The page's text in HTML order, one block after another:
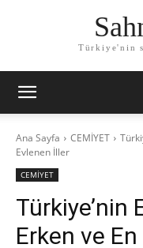
Türkiye'nin
Ana Sayfa CEMİYET
Evlenen İller
CEMİYET
Türkiye’nin
Erken ve